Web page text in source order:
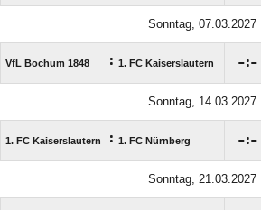
Sonntag, 07.03.2027
VfL Bochum 1848 : 1. FC Kaiserslautern :
Sonntag, 14.03.2027
1. FC Kaiserslautern : 1. FC Nürnberg :
Sonntag, 21.03.2027